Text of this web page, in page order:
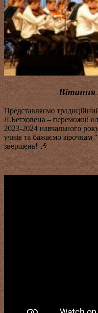
Вітання
Представляємо
Л.Бетховена – переможці
2023-2024 навчального
учнів та бажаємо зірочкам
звершень! 🎶